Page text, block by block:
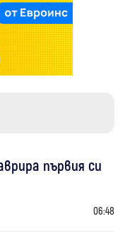
първия си
06:48